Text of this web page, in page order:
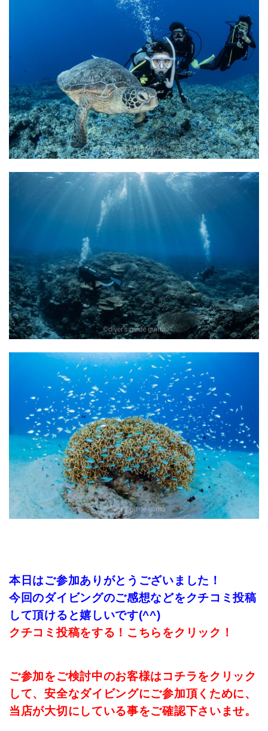
本日はご参加ありがとうございました！
今回のダイビングのご感想などをクチコミ投稿
して頂けると嬉しいです(^^)
クチコミ投稿をする！こちらをクリック！
ご参加をご検討中のお客様はコチラをクリック
して、安全なダイビングにご参加頂くために、
当店が大切にしている事をご確認下さいませ。